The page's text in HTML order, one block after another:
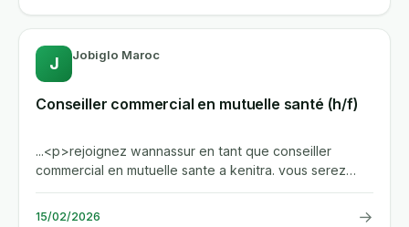
J Jobiglo Maroc
Conseiller commercial en mutuelle santé (h/f)
...<p>rejoignez wannassur en tant que conseiller
commercial en mutuelle sante a kenitra. vous serez
responsable de la...
15/02/2026 →